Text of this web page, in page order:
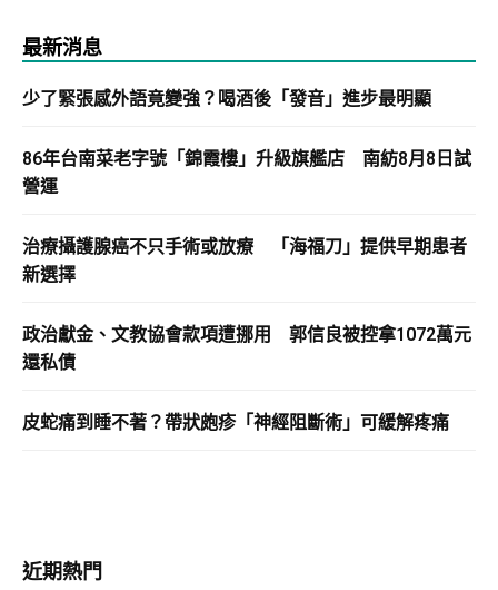
最新消息
少了緊張感外語竟變強？喝酒後「發音」進步最明顯
86年台南菜老字號「錦霞樓」升級旗艦店 南紡8月8日試
營運
治療攝護腺癌不只手術或放療 「海福刀」提供早期患者
新選擇
政治獻金、文教協會款項遭挪用 郭信良被控拿1072萬元
還私債
皮蛇痛到睡不著？帶狀皰疹「神經阻斷術」可緩解疼痛
近期熱門